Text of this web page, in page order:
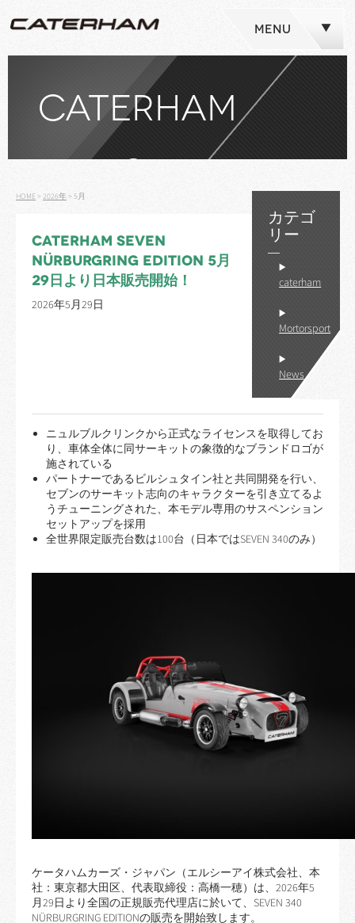
MENU
CATERHAM
NEWS
カテゴ
リー
caterham
Mortorsport
News
HOME>2026年 >5月
CATERHAM SEVEN
NÜRBURGRING EDITION 5月
29日より日本販売開始！
2026年5月29日
ニュルブルクリンクから正式なライセンスを取得してお
り、車体全体に同サーキットの象徴的なブランドロゴが
施されている
パートナーであるビルシュタイン社と共同開発を行い、
セブンのサーキット志向のキャラクターを引き立てるよ
うチューニングされた、本モデル専用のサスペンション
セットアップを採用
全世界限定販売台数は100台（日本ではSEVEN 340のみ）
ケータハムカーズ・ジャパン（エルシーアイ株式会社、本
社：東京都大田区、代表取締役：高橋一穂）は、2026年5
月29日より全国の正規販売代理店に於いて、SEVEN 340
NÜRBURGRING EDITIONの販売を開始致します。